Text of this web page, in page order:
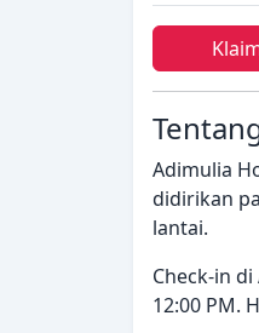
Adimulia
didirikan
lantai.
Check-in
12:00 PM.